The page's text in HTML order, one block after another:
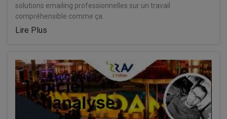
solutions emailing professionnelles sur un travail
compréhensible comme ça.
Lire Plus